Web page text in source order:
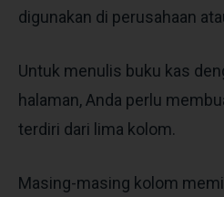
digunakan di perusahaan
Untuk menulis buku kas
halaman, Anda perlu
terdiri dari lima kolom.
Masing-masing kolom